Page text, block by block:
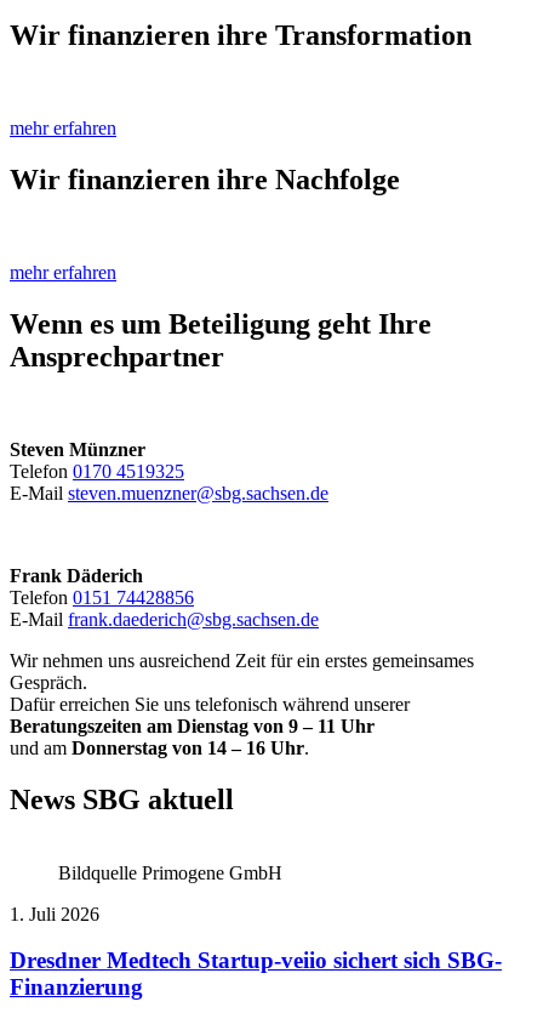
Wir finanzieren ihre Transformation
mehr erfahren
Wir finanzieren ihre Nachfolge
mehr erfahren
Wenn es um Beteiligung geht Ihre
Ansprechpartner
Steven Münzner
Telefon 0170 4519325
E-Mail steven.muenzner@sbg.sachsen.de
Frank Däderich
Telefon 0151 74428856
E-Mail frank.daederich@sbg.sachsen.de
Wir nehmen uns ausreichend Zeit für ein erstes gemeinsames
Gespräch.
Dafür erreichen Sie uns telefonisch während unserer
Beratungszeiten am Dienstag von 9 – 11 Uhr
und am Donnerstag von 14 – 16 Uhr.
News SBG aktuell
Bildquelle Primogene GmbH
1. Juli 2026
Dresdner Medtech Startup-veiio sichert sich SBG-
Finanzierung